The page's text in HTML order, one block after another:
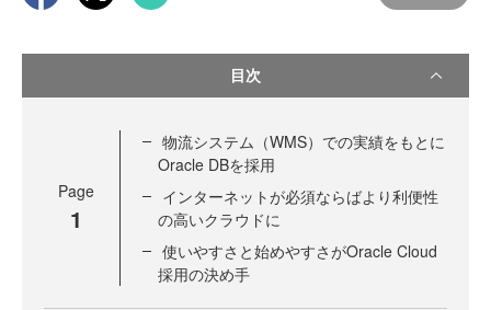
目次
Page
1
物流システム（WMS）での実績をもとに
Oracle DBを採用
インターネットが必須ならばより利便性
の高いクラウドに
使いやすさと始めやすさがOracle Cloud
採用の決め手